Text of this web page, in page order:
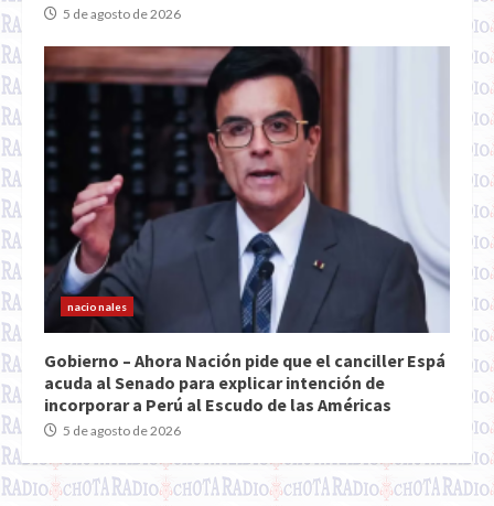
5 de agosto de 2026
nacionales
Gobierno – Ahora Nación pide que el canciller Espá
acuda al Senado para explicar intención de
incorporar a Perú al Escudo de las Américas
5 de agosto de 2026